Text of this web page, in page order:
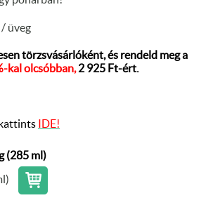
/ üveg
törzsvásárlóként, és rendeld meg a
kal olcsóbban,2 925 Ft-ért.
IDE!
(285 ml)